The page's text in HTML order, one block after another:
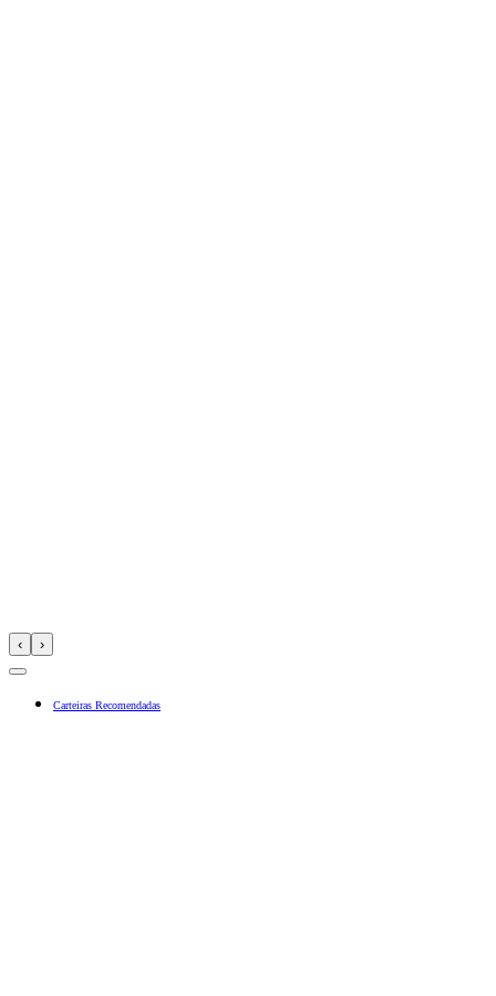
‹ ›
Carteiras Recomendadas